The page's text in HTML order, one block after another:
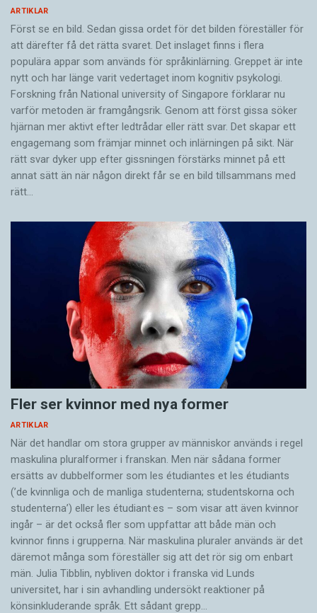
tal. Med detta följer ett uppsving för det egna
språket.
Det är nu inte första gången. I samband med
det osmanska rikets sönderfall under 1800-
talet uppstod nationalistiska strömningar, och
en liten grupp intellektuella arbetade redan då
för bokutgivning och erkännande av egyptiskan
som ett eget språk. Det skedde i samklang med
att man i Egypten kämpade för frigörelse från
med militärkuppen 1952, då den karismatiske
Gamal Abdel Nasser tog makten. Egyptiska
nationalister fick då ge vika för Abdel Nassers
visioner om en nation som förenade alla araber
som ett folk i stället för att utveckla egyptiska
Redan i diktatorns namn syns en typisk skillnad
mellan egyptisk och övrig arabiska. Nästan
enbart de som talar egyptiska uttalar den
arabiska bokstaven ? med ett g-ljud, det vill
säga Gämääl. Övriga säger Jämääl med samma
tonande ljud som i franska j´aime. Det är därför
man känner igen en landsmaninna om hon med
västerländska bokstäver stavar sitt namn med
ett g. Och det är därför levantiska araber kan
raljera över en artist som på egyptiskt vis börjat
använda bokstaven g i sitt språk för att låta mer
egyptisk och bli mer kommersiell i arabvärlden.
ARTIKLAR
Först se en bild. Sedan gissa ordet för det bilden föreställer för
att därefter få det rätta svaret. Det inslaget finns i flera
populära appar som används för språkinlärning. Greppet är inte
nytt och har länge varit vedertaget inom kognitiv psykologi.
Forskning från National university of Singa­pore förklarar nu
varför metoden är framgångsrik. Genom att först gissa ­söker
hjärnan mer aktivt ­efter ledtrådar eller rätt svar. Det skapar ett
engagemang som främjar minnet och inlärningen på sikt. När
rätt svar dyker upp efter gissningen förstärks minnet på ett
annat sätt än när någon direkt får se en bild tillsammans med
rätt…
Fler ser kvinnor med nya former
ARTIKLAR
När det handlar om stora grupper av människor används i regel
maskulina pluralformer i franskan. Men när sådana ­former
ersätts av dubbel­former som les étudiantes et les étudiants
(’de kvinnliga och de manliga studenterna; studentskorna och
studenterna’) eller les étudiant·es – som visar att även kvinnor
ingår – är det också fler som uppfattar att både män och
kvinnor finns i grupperna. När maskulina pluraler används är det
där­emot många som föreställer sig att det rör sig om enbart
män. Julia Tibblin, nybliven doktor i franska vid Lunds
universitet, har i sin avhandling undersökt reaktioner på
könsinkluderande språk. Ett sådant grepp…